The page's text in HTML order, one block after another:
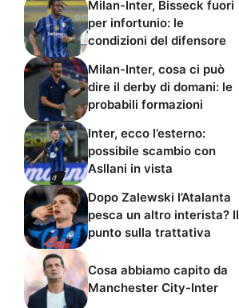
Milan-Inter, Bisseck fuori
per infortunio: le
condizioni del difensore
Milan-Inter, cosa ci può
dire il derby di domani: le
probabili formazioni
Inter, ecco l’esterno:
possibile scambio con
Asllani in vista
Dopo Zalewski l’Atalanta
pesca un altro interista? Il
punto sulla trattativa
Cosa abbiamo capito da
Manchester City-Inter